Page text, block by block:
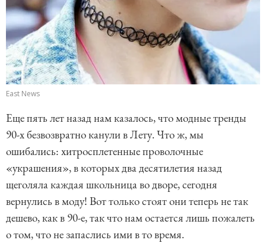
East News
Еще пять лет назад нам казалось, что модные тренды
90-х безвозвратно канули в Лету. Что ж, мы
ошибались: хитросплетенные проволочные
«украшения», в которых два десятилетия назад
щеголяла каждая школьница во дворе, сегодня
вернулись в моду! Вот только стоят они теперь не так
дешево, как в 90-е, так что нам остается лишь пожалеть
о том, что не запаслись ими в то время.